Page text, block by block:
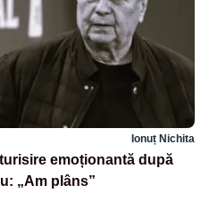
Ionuț Nichita
emoționantă după
„Am plâns”